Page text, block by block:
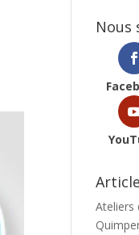
Nous
Ateliers